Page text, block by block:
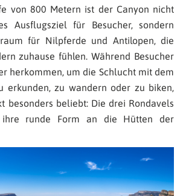
von 800 Metern ist der Canyon nicht
Ausflugsziel für Besucher, sondern
für Nilpferde und Antilopen, die
zuhause fühlen. Während Besucher
herkommen, um die Schlucht mit dem
erkunden, zu wandern oder zu biken,
besonders beliebt: Die drei Rondavels
ihre runde Form an die Hütten der